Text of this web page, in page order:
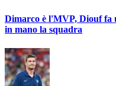
Dimarco è l'MVP, Diouf fa
in mano la squadra